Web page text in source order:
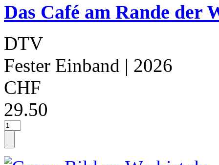
Das Café am Rande der
DTV
Fester Einband | 2026
CHF
29.50